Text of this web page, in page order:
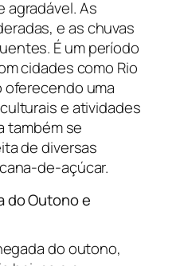
agradável. As
e as chuvas
É um período
cidades como Rio
oferecendo uma
e atividades
também se
de diversas
de-açúcar.
do Outono e
do outono,